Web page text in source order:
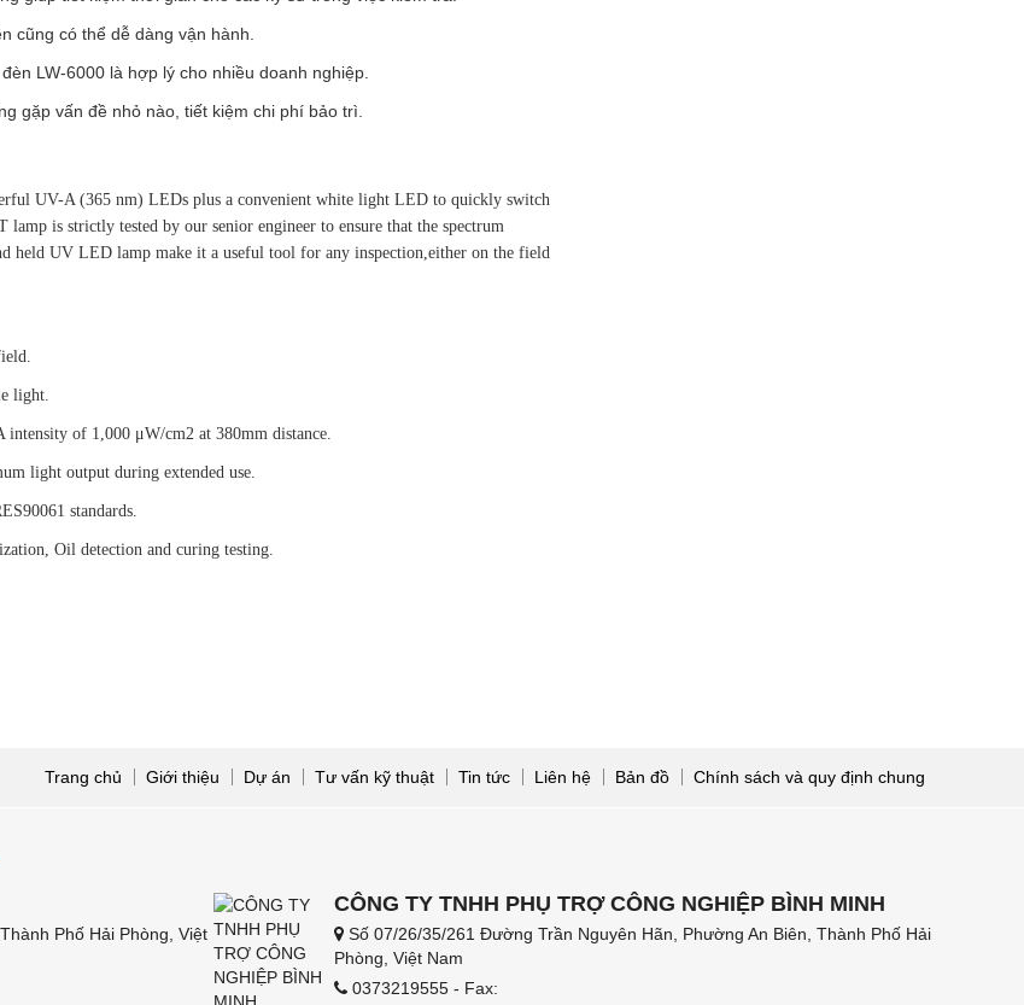
cũng có thể dễ dàng vận hành.
LW-6000 là hợp lý cho nhiều doanh nghiệp.
gặp vấn đề nhỏ nào, tiết kiệm chi phí bảo trì.
UV-A (365 nm) LEDs plus a convenient white light LED to quickly switch
is strictly tested by our senior engineer to ensure that the spectrum
held UV LED lamp make it a useful tool for any inspection,either on the field
light.
of 1,000 μW/cm2 at 380mm distance.
light output during extended use.
standards.
Oil detection and curing testing.
Trang chủ Giới thiệu Dự án Tư vấn kỹ thuật Tin tức Liên hệ Bản đồ Chính sách và quy định chung
Phố Hải Phòng, Việt
CÔNG TY TNHH PHỤ TRỢ CÔNG NGHIỆP BÌNH MINH
Số 07/26/35/261 Đường Trần Nguyên Hãn, Phường An Biên, Thành Phố Hải
Phòng, Việt Nam
0373219555 - Fax: